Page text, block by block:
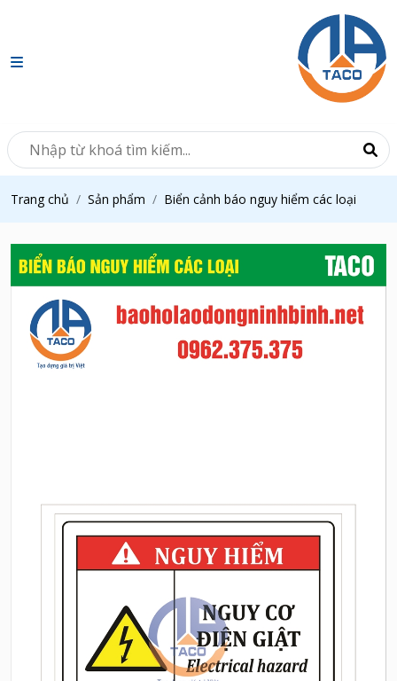
Trang chủ Sản phẩm Biển cảnh báo nguy hiểm các loại